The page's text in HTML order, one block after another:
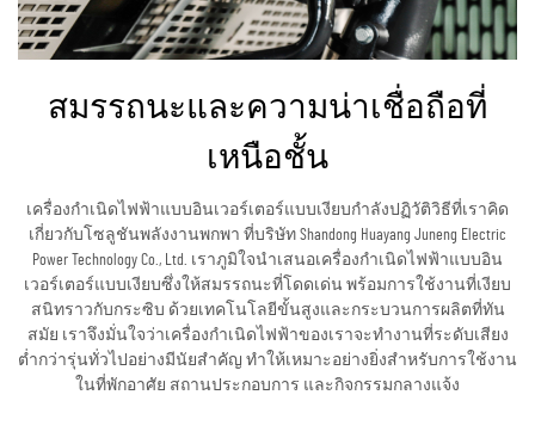
สมรรถนะและความน่าเชื่อถือที่
เหนือชั้น
เครื่องกำเนิดไฟฟ้าแบบอินเวอร์เตอร์แบบเงียบกำลังปฏิวัติวิธีที่เราคิด
เกี่ยวกับโซลูชันพลังงานพกพา ที่บริษัท Shandong Huayang Juneng Electric
Power Technology Co., Ltd. เราภูมิใจนำเสนอเครื่องกำเนิดไฟฟ้าแบบอิน
เวอร์เตอร์แบบเงียบซึ่งให้สมรรถนะที่โดดเด่น พร้อมการใช้งานที่เงียบ
สนิทราวกับกระซิบ ด้วยเทคโนโลยีขั้นสูงและกระบวนการผลิตที่ทัน
สมัย เราจึงมั่นใจว่าเครื่องกำเนิดไฟฟ้าของเราจะทำงานที่ระดับเสียง
ต่ำกว่ารุ่นทั่วไปอย่างมีนัยสำคัญ ทำให้เหมาะอย่างยิ่งสำหรับการใช้งาน
ในที่พักอาศัย สถานประกอบการ และกิจกรรมกลางแจ้ง